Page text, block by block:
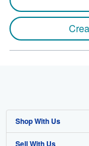
Shop With Us
Advanced Search
Sell With Us